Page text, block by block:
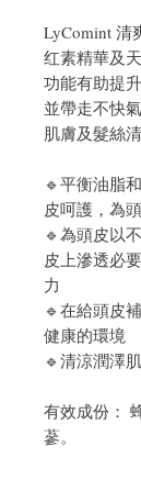
LyComint 清
红素精華及
功能有助提
並帶走不快
肌膚及髮絲
🔹平衡油脂
皮呵護，為
🔹為頭皮以
皮上滲透必
力
🔹在給頭皮
健康的環境
🔹清涼潤澤
有效成份：
蔘。